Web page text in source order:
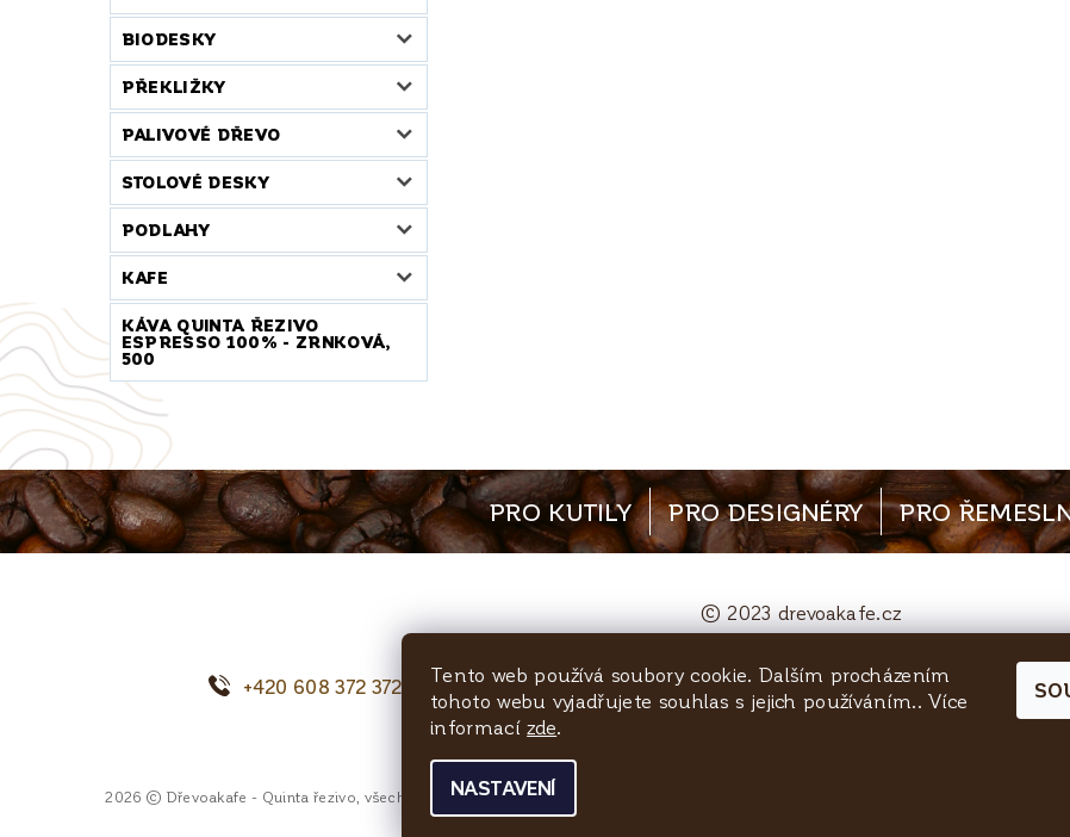
BIODESKY
PŘEKLIŽKY
PALIVOVÉ DŘEVO
STOLOVÉ DESKY
PODLAHY
KAFE
KÁVA QUINTA ŘEZIVO
ESPRESSO 100% - ZRNKOVÁ,
500
PRO KUTILY PRO DESIGNÉRY PRO
© 2023 drevoakafe.cz
+420 608 372 372 objednavky@quinta-rezivo.cz Mělnická 1090,
2026 © Dřevoakafe - Quinta řezivo, všechna práva vyhrazena
Tento web používá soubory cookie. Dalším procházením
tohoto webu vyjadřujete souhlas s jejich používáním.. Více
informacízde.
NASTAVENÍ